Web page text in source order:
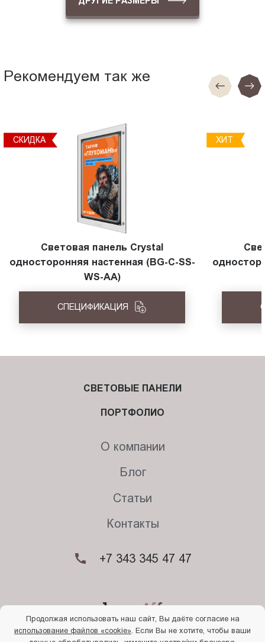
Рекомендуем так же
СКИДКА
Световая панель Crystal
односторонняя настенная (BG-C-SS-
WS-AA)
СПЕЦИФИКАЦИЯ
ХИТ
© 2026. Begriff
СВЕТОВЫЕ ПАНЕЛИ
ПОРТФОЛИО
О компании
Блог
Статьи
Контакты
+7 343 345 47 47
Продолжая использовать наш сайт, Вы даёте согласие на
использование файлов «cookie» . Если Вы не хотите, чтобы ваши